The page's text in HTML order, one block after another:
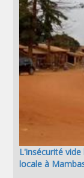
L'insécurité
locale à